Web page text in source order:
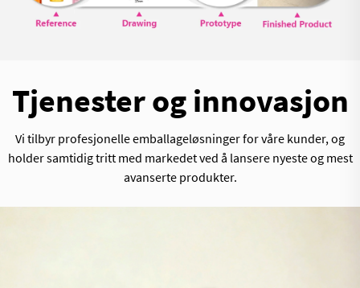
Tjenester og innovasjon
Vi tilbyr profesjonelle emballageløsninger for våre kunder, og
holder samtidig tritt med markedet ved å lansere nyeste og mest
avanserte produkter.